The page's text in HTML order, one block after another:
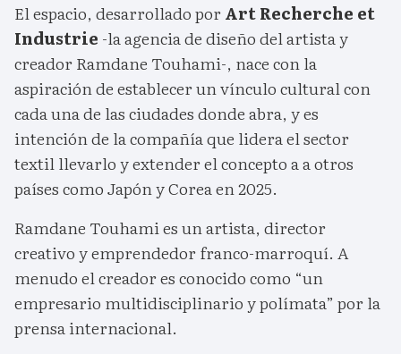
El espacio, desarrollado porArt Recherche et
Industrie -la agencia de diseño del artista y
creador Ramdane Touhami-, nace con la
aspiración de establecer un vínculo cultural con
cada una de las ciudades donde abra, y es
intención de la compañía que lidera el sector
textil llevarlo y extender el concepto a a otros
países como Japón y Corea en 2025.
Ramdane Touhami es un artista, director
creativo y emprendedor franco-marroquí. A
menudo el creador es conocido como “un
empresario multidisciplinario y polímata” por la
prensa internacional.